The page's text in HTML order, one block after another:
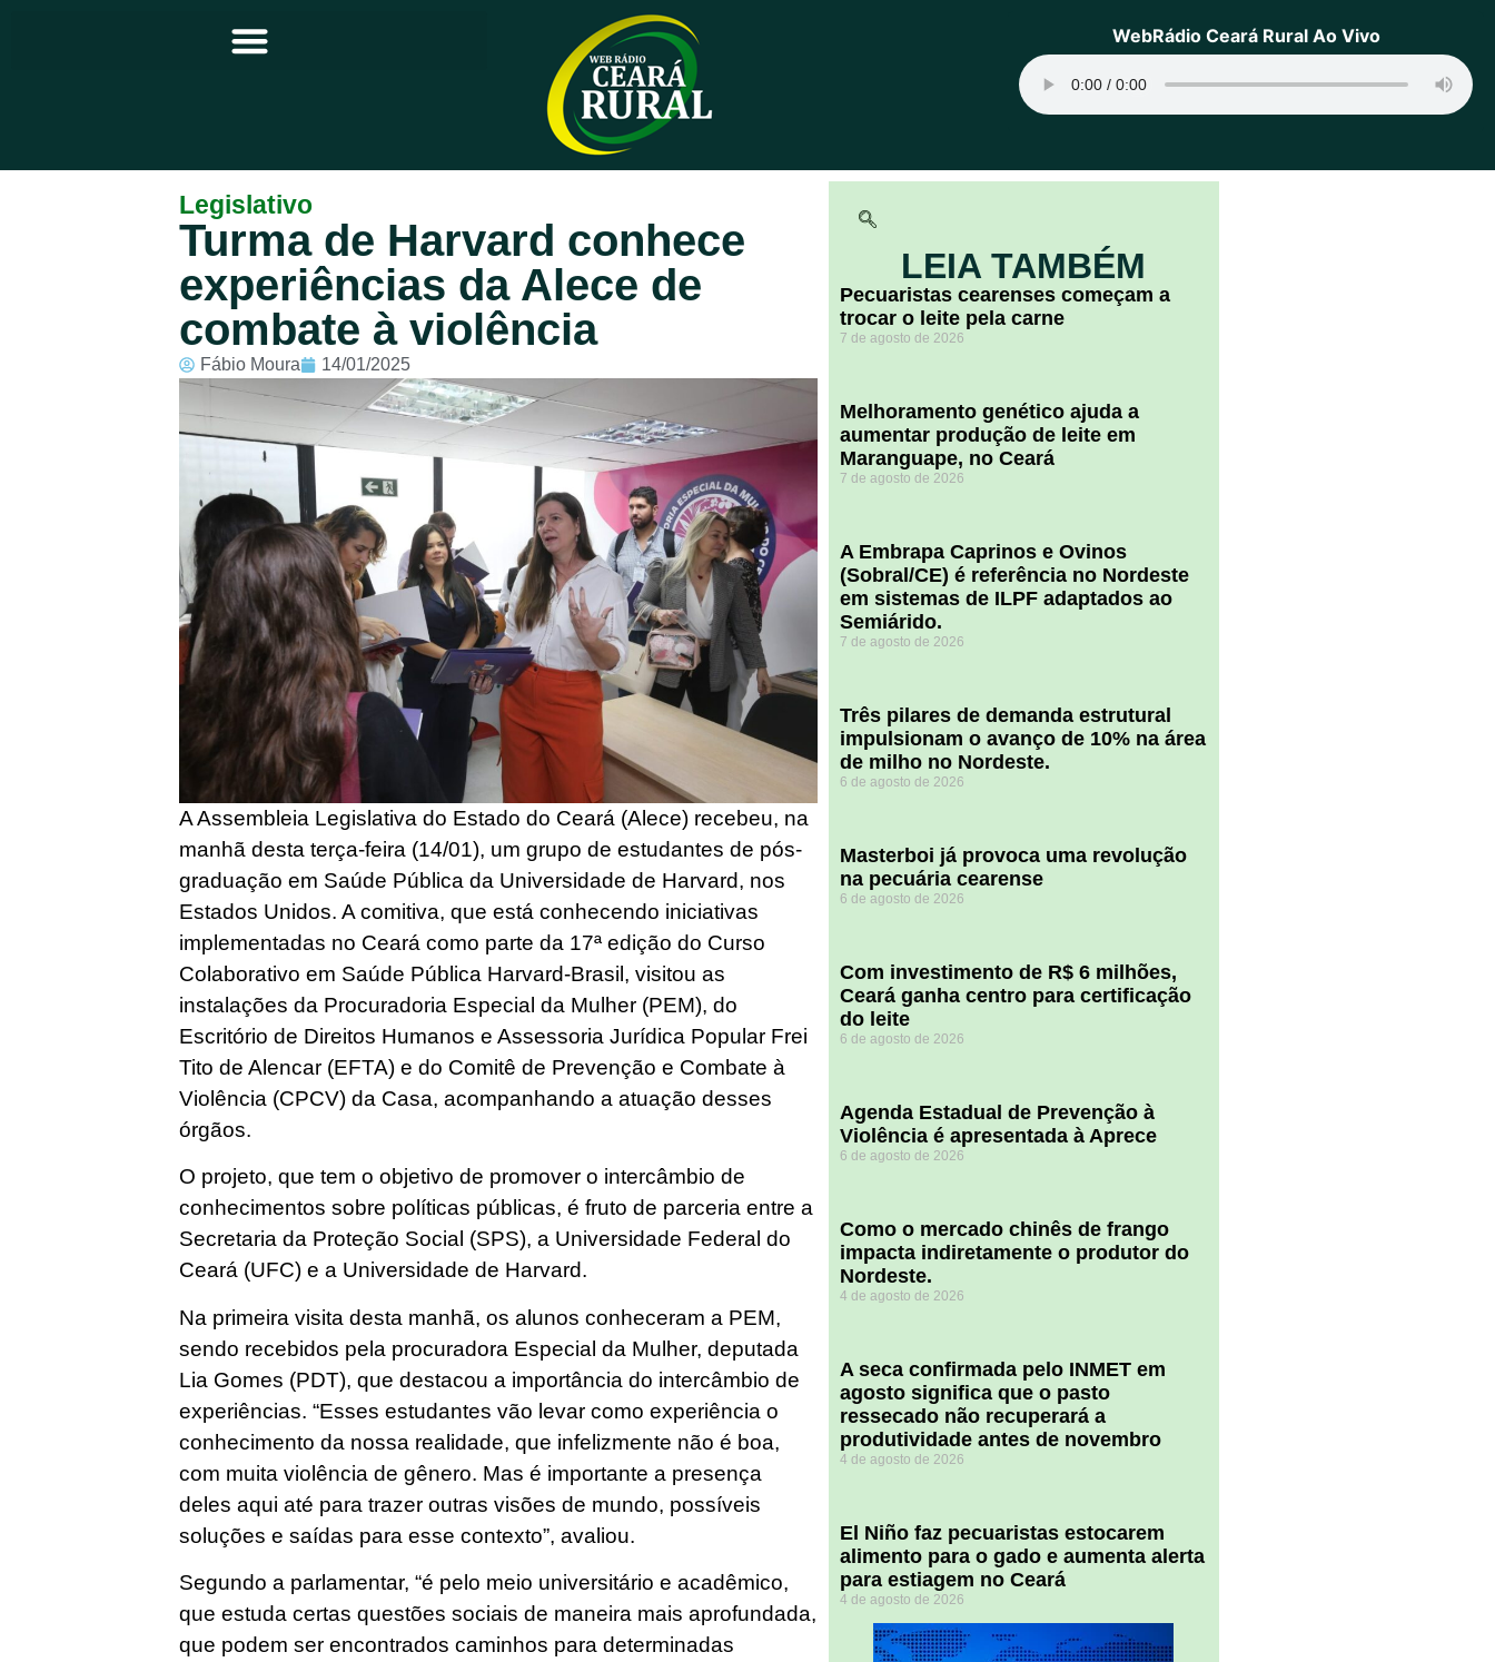
Principal
Notícias
Programação
Equipe
Contato
Sobre
WebRádio Ceará Rural Ao Vivo
Legislativo
Turma de Harvard conhece
experiências da Alece de
combate à violência
Fábio Moura 14/01/2025
A Assembleia Legislativa do Estado do Ceará (Alece) recebeu, na
manhã desta terça-feira (14/01), um grupo de estudantes de pós-
graduação em Saúde Pública da Universidade de Harvard, nos
Estados Unidos. A comitiva, que está conhecendo iniciativas
implementadas no Ceará como parte da 17ª edição do Curso
Colaborativo em Saúde Pública Harvard-Brasil, visitou as
instalações da Procuradoria Especial da Mulher (PEM), do
Escritório de Direitos Humanos e Assessoria Jurídica Popular Frei
Tito de Alencar (EFTA) e do Comitê de Prevenção e Combate à
Violência (CPCV) da Casa, acompanhando a atuação desses
órgãos.
O projeto, que tem o objetivo de promover o intercâmbio de
conhecimentos sobre políticas públicas, é fruto de parceria entre a
Secretaria da Proteção Social (SPS), a Universidade Federal do
Ceará (UFC) e a Universidade de Harvard.
Na primeira visita desta manhã, os alunos conheceram a PEM,
sendo recebidos pela procuradora Especial da Mulher, deputada
Lia Gomes (PDT), que destacou a importância do intercâmbio de
experiências. “Esses estudantes vão levar como experiência o
conhecimento da nossa realidade, que infelizmente não é boa,
com muita violência de gênero. Mas é importante a presença
deles aqui até para trazer outras visões de mundo, possíveis
soluções e saídas para esse contexto”, avaliou.
Segundo a parlamentar, “é pelo meio universitário e acadêmico,
que estuda certas questões sociais de maneira mais aprofundada,
que podem ser encontrados caminhos para determinadas
LEIA TAMBÉM
Pecuaristas cearenses começam a
trocar o leite pela carne
7 de agosto de 2026
Melhoramento genético ajuda a
aumentar produção de leite em
Maranguape, no Ceará
7 de agosto de 2026
A Embrapa Caprinos e Ovinos
(Sobral/CE) é referência no Nordeste
em sistemas de ILPF adaptados ao
Semiárido.
7 de agosto de 2026
​Três pilares de demanda estrutural
impulsionam o avanço de 10% na área
de milho no Nordeste.
6 de agosto de 2026
Masterboi já provoca uma revolução
na pecuária cearense
6 de agosto de 2026
Com investimento de R$ 6 milhões,
Ceará ganha centro para certificação
do leite
6 de agosto de 2026
Agenda Estadual de Prevenção à
Violência é apresentada à Aprece
6 de agosto de 2026
​Como o mercado chinês de frango
impacta indiretamente o produtor do
Nordeste.
4 de agosto de 2026
A seca confirmada pelo INMET em
agosto significa que o pasto
ressecado não recuperará a
produtividade antes de novembro
4 de agosto de 2026
El Niño faz pecuaristas estocarem
alimento para o gado e aumenta alerta
para estiagem no Ceará
4 de agosto de 2026